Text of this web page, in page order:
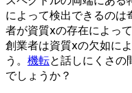
によって検出できるのは
者が資質xの存在によっ
創業者は資質xの欠如に
う。 機転と話しにくさの
でしょうか？